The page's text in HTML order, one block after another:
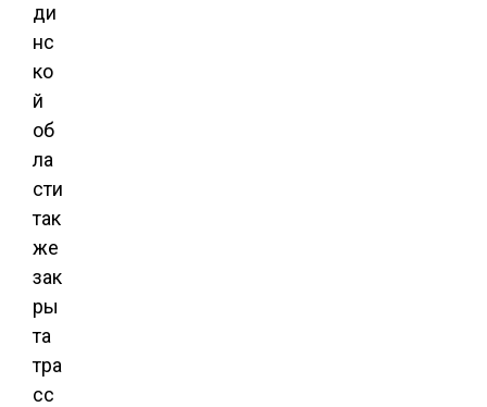
ди
нс
ко
й
об
ла
сти
так
же
зак
ры
та
тра
сс